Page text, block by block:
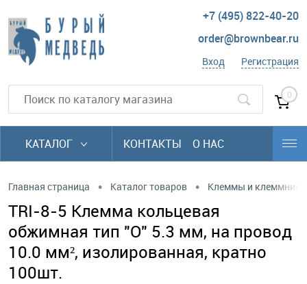
+7 (495) 822-40-20
order@brownbear.ru
Вход Регистрация
0
КАТАЛОГ КОНТАКТЫ О НАС
Главная страница • Каталог товаров • Клеммы и клеммники
TRI-8-5 Клемма кольцевая
обжимная тип "O" 5.3 мм, на провод
10.0 мм², изолированная, кратно
100шт.